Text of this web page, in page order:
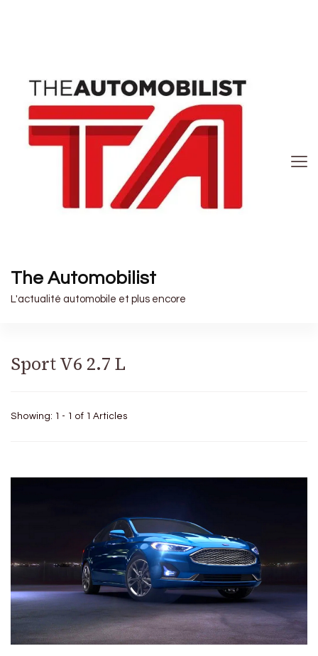
The Automobilist
L'actualité automobile et plus encore
Sport V6 2.7 L
Showing: 1 - 1 of 1 Articles